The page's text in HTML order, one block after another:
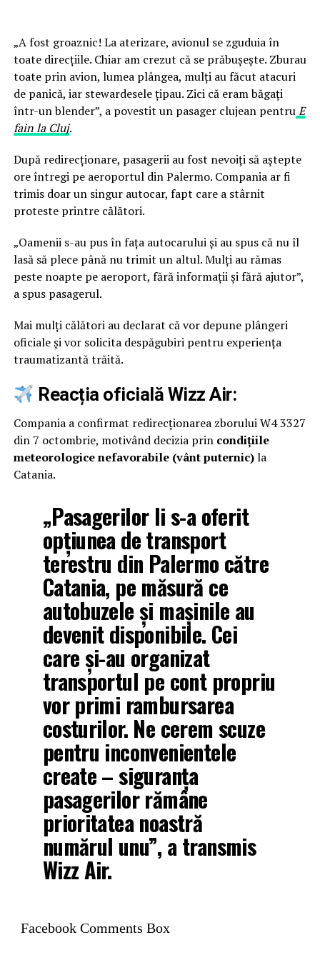
„A fost groaznic! La aterizare, avionul se zguduia în
toate direcțiile. Chiar am crezut că se prăbușește. Zburau
toate prin avion, lumea plângea, mulți au făcut atacuri
de panică, iar stewardesele țipau. Zici că eram băgați
într-un blender”, a povestit un pasager clujean pentruE
fain la Cluj.
După redirecționare, pasagerii au fost nevoiți să aștepte
ore întregi pe aeroportul din Palermo. Compania ar fi
trimis doar un singur autocar, fapt care a stârnit
proteste printre călători.
„Oamenii s-au pus în fața autocarului și au spus că nu îl
lasă să plece până nu trimit un altul. Mulți au rămas
peste noapte pe aeroport, fără informații și fără ajutor”,
a spus pasagerul.
Mai mulți călători au declarat că vor depune plângeri
oficiale și vor solicita despăgubiri pentru experiența
traumatizantă trăită.
Reacția oficială Wizz Air:
Compania a confirmat redirecționarea zborului W4 3327
din 7 octombrie, motivând decizia prin condițiile
meteorologice nefavorabile (vânt puternic)la
Catania.
„Pasagerilor li s-a oferit
opțiunea de transport
terestru din Palermo către
Catania, pe măsură ce
autobuzele și mașinile au
devenit disponibile. Cei
care și-au organizat
transportul pe cont propriu
vor primi rambursarea
costurilor. Ne cerem scuze
pentru inconvenientele
create – siguranța
pasagerilor rămâne
prioritatea noastră
numărul unu”, a transmis
Wizz Air.
Facebook Comments Box